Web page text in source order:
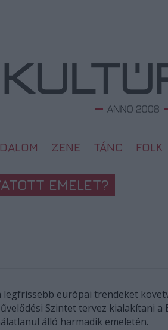
ZENE TÁNC FOLK
EMELET?
legfrissebb európai trendeket
Szintet tervez kialakítani a
álló harmadik emeletén.